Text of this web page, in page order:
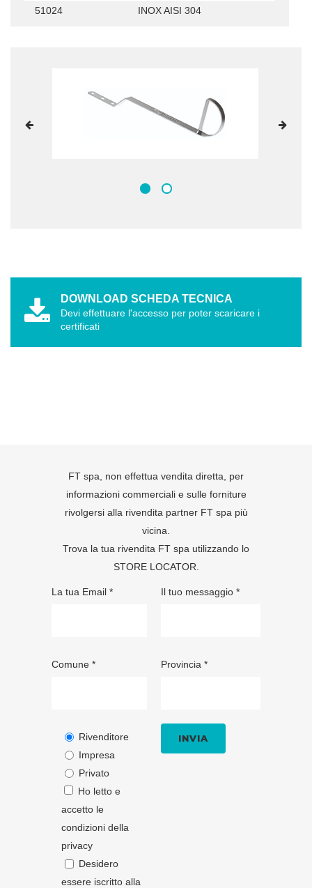
51024
INOX AISI 304
DOWNLOAD SCHEDA TECNICA
Devi effettuare l'accesso per poter scaricare i
certificati
FT spa, non effettua vendita diretta, per
informazioni commerciali e sulle forniture
rivolgersi alla rivendita partner FT spa più
vicina.
Trova la tua rivendita FT spa utilizzando lo
STORE LOCATOR
La tua Email *
Comune *
Rivenditore
Impresa
Privato
Ho letto e
accetto le
condizioni della
privacy
Desidero
essere iscritto alla
Il tuo messaggio *
Provincia *